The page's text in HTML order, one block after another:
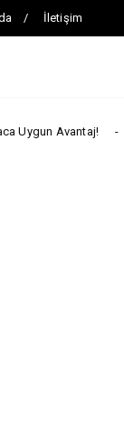
İletişim
Ford Trucks